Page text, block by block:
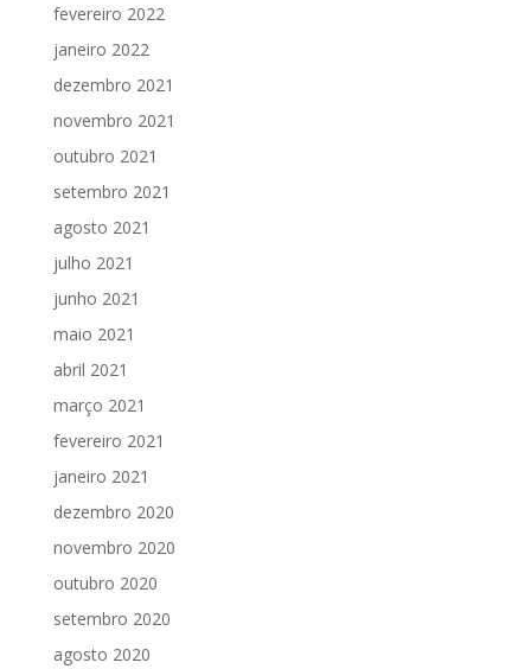
fevereiro 2022
janeiro 2022
dezembro 2021
novembro 2021
outubro 2021
setembro 2021
agosto 2021
julho 2021
junho 2021
maio 2021
abril 2021
março 2021
fevereiro 2021
janeiro 2021
dezembro 2020
novembro 2020
outubro 2020
setembro 2020
agosto 2020